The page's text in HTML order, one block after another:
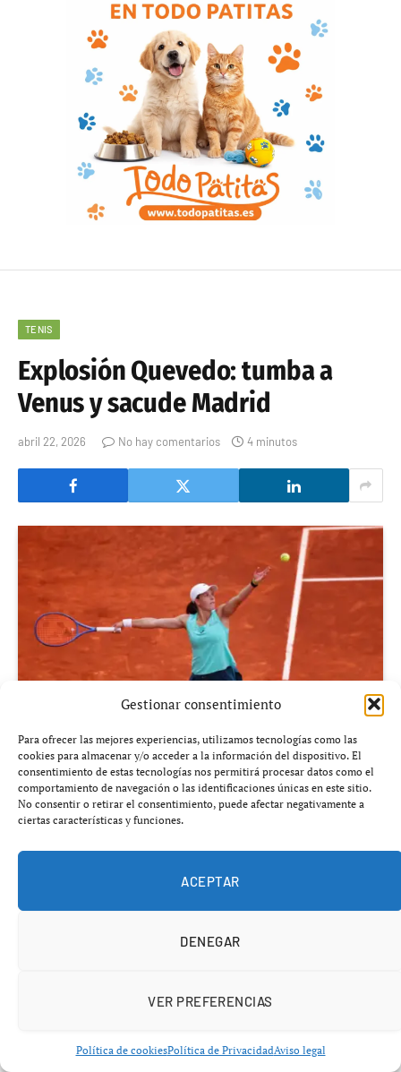
Gestionar consentimiento
Para ofrecer las mejores experiencias, utilizamos tecnologías como las
cookies para almacenar y/o acceder a la información del dispositivo. El
consentimiento de estas tecnologías nos permitirá procesar datos como el
comportamiento de navegación o las identificaciones únicas en este sitio.
No consentir o retirar el consentimiento, puede afectar negativamente a
ciertas características y funciones.
ACEPTAR
DENEGAR
VER PREFERENCIAS
Política de cookiesPolítica de PrivacidadAviso legal
TENIS
Explosión Quevedo: tumba a
Venus y sacude Madrid
abril 22, 2026 No hay comentarios 4 minutos
Añádenos en Google
Una joven española sin complejos ha derribado a toda
una leyenda del tenis mundial en la Caja Mágica.
Victoria histórica: Quevedo rompe